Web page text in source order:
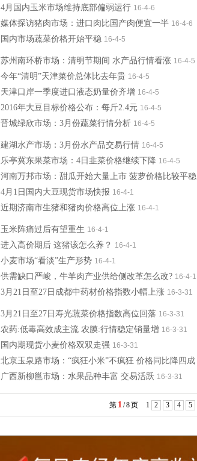
4月国内玉米市场维持底部偏弱运行 16-4-6
媒体探访猪肉市场：进口肉比国产肉便宜一半 16-4-6
国内市场蔬菜价格开始平稳 16-4-5
苏州南环桥市场：清明节期间 水产品行情看涨 16-4-5
今年“清明”天津菜价总体比去年贵 16-4-5
天津口岸一季度进口液态奶量价齐增 16-4-5
2016年大豆目标价格公布：每斤2.4元 16-4-5
晋城绿欣市场：3月份蔬菜行情分析 16-4-5
建湖水产市场：3月份水产品交易行情 16-4-5
乐亭冀东果菜市场：4日韭菜价格继续下降 16-4-5
河南万邦市场：甜瓜开始大量上市 菠萝价格比较平稳
4月1日国内大豆现货市场快报 16-4-1
近期济南市生猪和猪肉价格高位上涨 16-4-1
玉米阵痛过后有望重生 16-4-1
进入高价期后 这猪该怎么养？ 16-4-1
小麦市场“看淡”生产形势 16-4-1
供需缺口严峻，牛羊肉产业供给侧改革怎么改? 16-4-1
3月21日至27日成都中药材价格指数小幅上涨 16-3-31
3月21日至27日寿光蔬菜价格指数高位回落 16-3-31
农药:低毒高效成主流 农膜:行情稳定销量增 16-3-31
国内期现货小麦价格双双走强 16-3-31
北京玉泉路市场：“疯狂小米”不疯狂 价格同比降四成
广西新柳邕市场：水果品种丰富 交易活跃 16-3-31
第 1 /8页 1 2 3 4 5